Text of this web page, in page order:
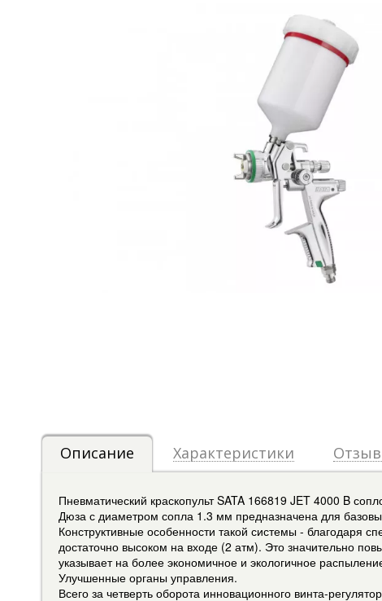
Описание Характеристики
Пневматический краскопульт SATA 166819 JET 4000 B
Дюза с диаметром сопла 1.3 мм предназначена для
Конструктивные особенности такой системы -
достаточно высоком на входе (2 атм). Это значительно
указывает на более экономичное и экологичное
Улучшенные органы управления.
Всего за четверть оборота инновационного винта-